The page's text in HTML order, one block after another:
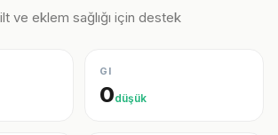
ve eklem sağlığı için destek
GI
0düşük